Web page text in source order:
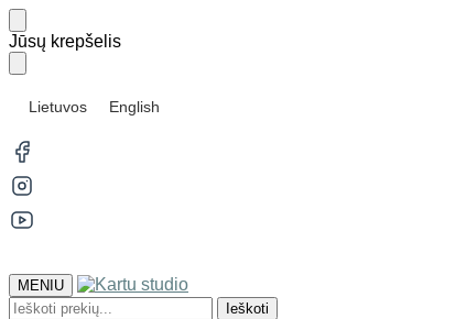
Skip
to
navigation
Skip
to
content
Jūsų krepšelis
Lietuvos English
MENIU
Ieškoti: Ieškoti